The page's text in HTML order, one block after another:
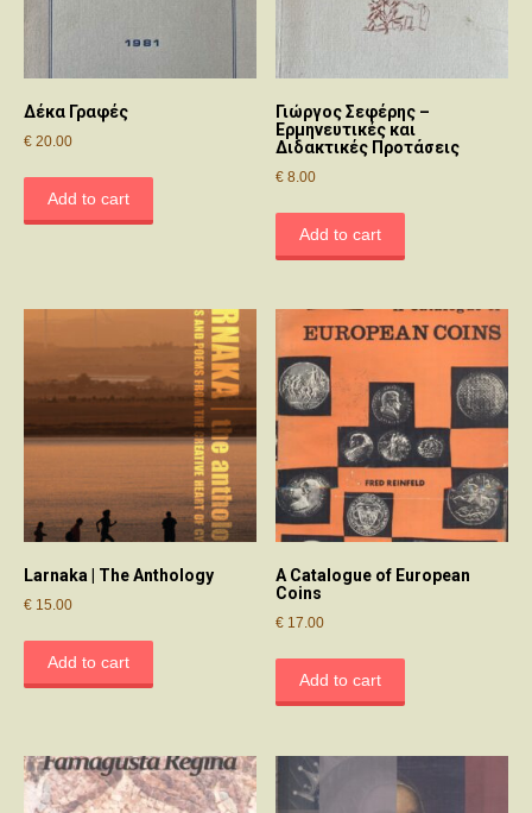
Δέκα Γραφές
€ 20.00
Add to cart
Γιώργος Σεφέρης –
Ερμηνευτικές και
Διδακτικές Προτάσεις
€ 8.00
Add to cart
Larnaka | The Anthology
€ 15.00
Add to cart
A Catalogue of European
Coins
€ 17.00
Add to cart